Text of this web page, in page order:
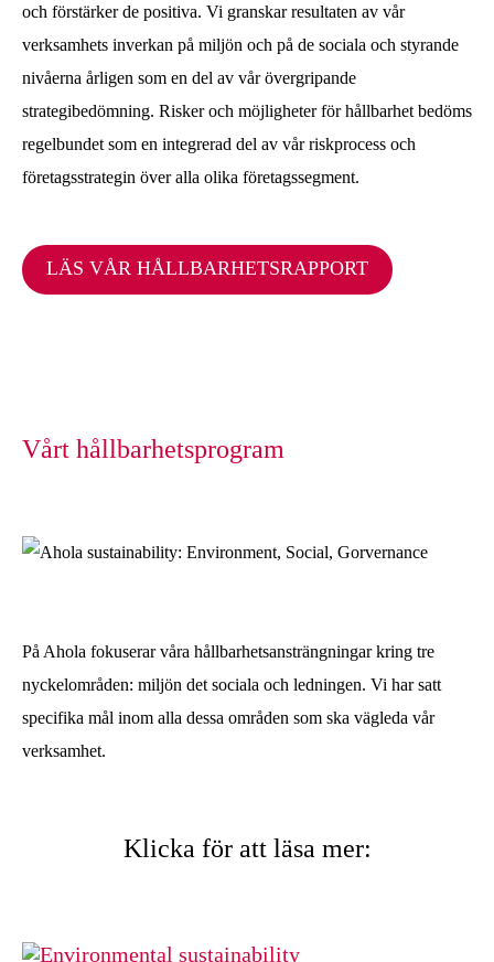
och förstärker de positiva. Vi granskar resultaten av vår
verksamhets inverkan på miljön och på de sociala och styrande
nivåerna årligen som en del av vår övergripande
strategibedömning. Risker och möjligheter för hållbarhet bedöms
regelbundet som en integrerad del av vår riskprocess och
företagsstrategin över alla olika företagssegment.
LÄS VÅR HÅLLBARHETSRAPPORT
Vårt hållbarhetsprogram
På Ahola fokuserar våra hållbarhetsansträngningar kring tre
nyckelområden: miljön det sociala och ledningen. Vi har satt
specifika mål inom alla dessa områden som ska vägleda vår
verksamhet.
Klicka för att läsa mer: